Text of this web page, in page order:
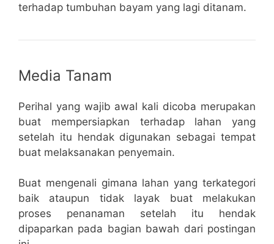
terhadap tumbuhan bayam yang lagi ditanam.
Media Tanam
Perihal yang wajib awal kali dicoba merupakan
buat mempersiapkan terhadap lahan yang
setelah itu hendak digunakan sebagai tempat
buat melaksanakan penyemain.
Buat mengenali gimana lahan yang terkategori
baik ataupun tidak layak buat melakukan
proses penanaman setelah itu hendak
dipaparkan pada bagian bawah dari postingan